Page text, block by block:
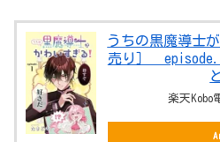
うちの黒魔導士
売り］
楽天Kobo